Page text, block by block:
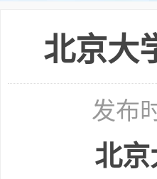
北京大
发布
北